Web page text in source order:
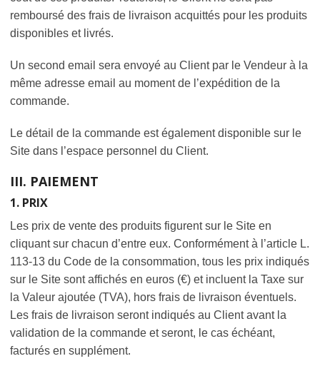
remboursé des frais de livraison acquittés pour les produits
disponibles et livrés.
Un second email sera envoyé au Client par le Vendeur à la
même adresse email au moment de l’expédition de la
commande.
Le détail de la commande est également disponible sur le
Site dans l’espace personnel du Client.
III. PAIEMENT
1. PRIX
Les prix de vente des produits figurent sur le Site en
cliquant sur chacun d’entre eux. Conformément à l’article L.
113-13 du Code de la consommation, tous les prix indiqués
sur le Site sont affichés en euros (€) et incluent la Taxe sur
la Valeur ajoutée (TVA), hors frais de livraison éventuels.
Les frais de livraison seront indiqués au Client avant la
validation de la commande et seront, le cas échéant,
facturés en supplément.